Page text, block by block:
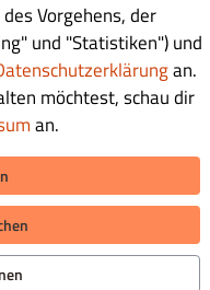
€ 5.00
€ 5.00
Vorgehens, der
und "Statistiken") und
an.
möchtest, schau dir
an.